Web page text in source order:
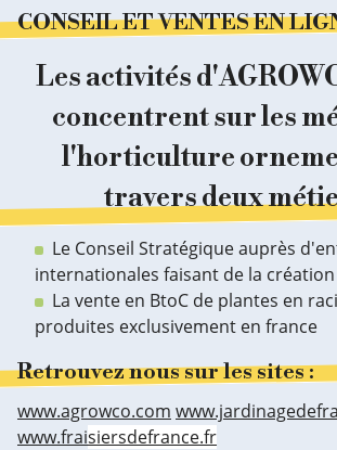
CONSEIL ET VENTES EN
Les activités
concentrent sur les
l'horticulture
travers deux
Le Conseil Stratégique auprès
internationales faisant de la
La vente en BtoC de plantes en
produites exclusivement en france
Retrouvez nous sur les sites :
www.agrowco.com
www.fraisiersdefrance.fr